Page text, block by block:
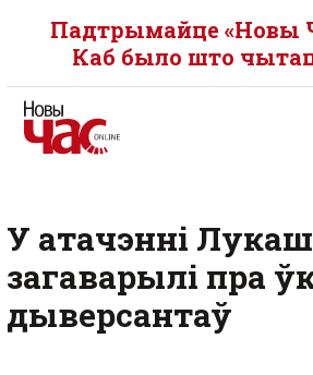
Падтрымайце «Новы
Каб было што
У атачэнні
загаварылі пра
дыверсантаў